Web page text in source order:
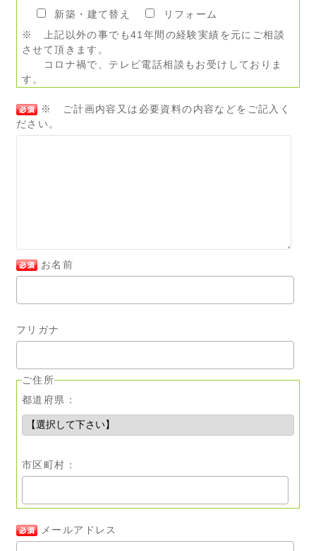
新築・建て替え
リフォーム
※ 上記以外の事でも41年間の経験実績を元にご相談
させて頂きます。
コロナ禍で、テレビ電話相談もお受けしておりま
す。
※ ご計画内容又は必要資料の内容などをご記入く
ださい。
お名前
フリガナ
ご住所
都道府県：
市区町村：
メールアドレス